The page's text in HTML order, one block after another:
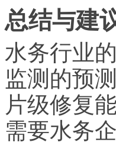
总结与建
水务行业
监测的预
片级修复
需要水务